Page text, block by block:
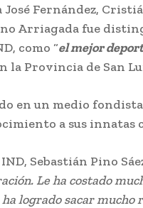
Fernández,
Arriagada fue
como “el mejor
la Provincia de San
en un medio fondista
a sus innatas
Sebastián Pino
Le ha costado
ha logrado sacar